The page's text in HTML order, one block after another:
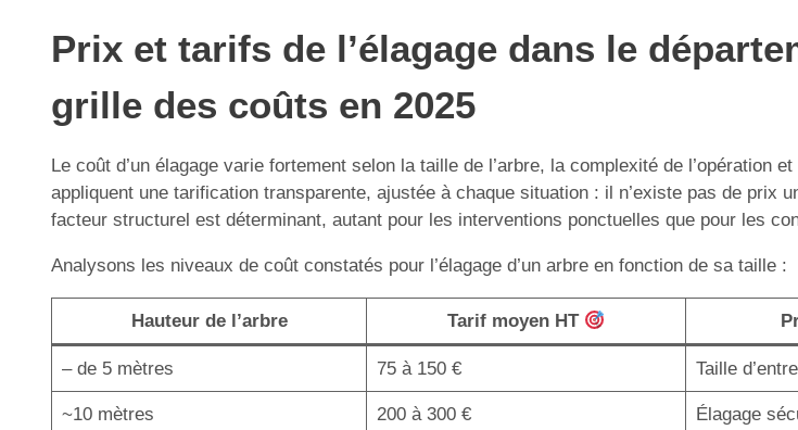
Prix et tarifs de l’élagage dans le
grille des coûts en 2025
Le coût d’un élagage varie fortement selon la taille de l’arbre, la complexité de l’opération
appliquent une tarification transparente, ajustée à chaque situation : il n’existe pas de
facteur structurel est déterminant, autant pour les interventions ponctuelles que pour les
Analysons les niveaux de coût constatés pour l’élagage d’un arbre en fonction de sa taille :
Hauteur de l’arbre Tarif moyen HT
– de 5 mètres 75 à 150 € Taille
~10 mètres 200 à 300 € Élagage